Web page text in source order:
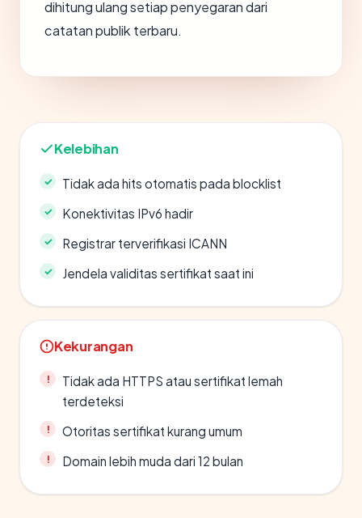
dihitung ulang setiap penyegaran dari
catatan publik terbaru.
Kelebihan
Tidak ada hits otomatis pada blocklist
Konektivitas IPv6 hadir
Registrar terverifikasi ICANN
Jendela validitas sertifikat saat ini
Kekurangan
Tidak ada HTTPS atau sertifikat lemah
terdeteksi
Otoritas sertifikat kurang umum
Domain lebih muda dari 12 bulan